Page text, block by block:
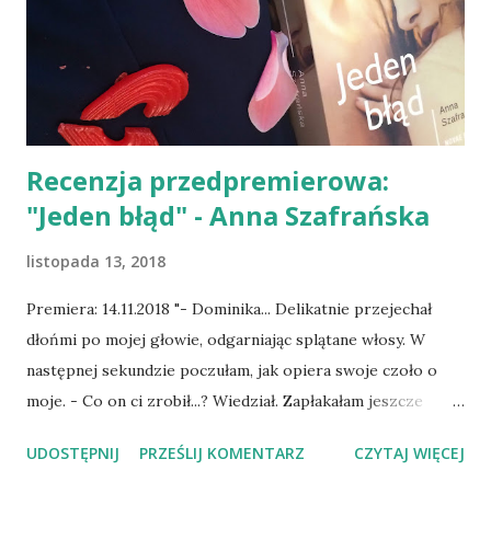
Recenzja przedpremierowa:
"Jeden błąd" - Anna Szafrańska
listopada 13, 2018
Premiera: 14.11.2018 "- Dominika... Delikatnie przejechał
dłońmi po mojej głowie, odgarniając splątane włosy. W
następnej sekundzie poczułam, jak opiera swoje czoło o
moje. - Co on ci zrobił...? Wiedział. Zapłakałam jeszcze
ramionach. Przez chwilę moim naturalnym odruchem była
UDOSTĘPNIJ PRZEŚLIJ KOMENTARZ CZYTAJ WIĘCEJ